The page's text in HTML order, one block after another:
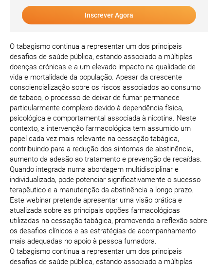
Inscrever Agora
O tabagismo continua a representar um dos principais
desafios de saúde pública, estando associado a múltiplas
doenças crónicas e a um elevado impacto na qualidade de
vida e mortalidade da população. Apesar da crescente
consciencialização sobre os riscos associados ao consumo
de tabaco, o processo de deixar de fumar permanece
particularmente complexo devido à dependência física,
psicológica e comportamental associada à nicotina. Neste
contexto, a intervenção farmacológica tem assumido um
papel cada vez mais relevante na cessação tabágica,
contribuindo para a redução dos sintomas de abstinência,
aumento da adesão ao tratamento e prevenção de recaídas.
Quando integrada numa abordagem multidisciplinar e
individualizada, pode potenciar significativamente o sucesso
terapêutico e a manutenção da abstinência a longo prazo.
Este webinar pretende apresentar uma visão prática e
atualizada sobre as principais opções farmacológicas
utilizadas na cessação tabágica, promovendo a reflexão sobre
os desafios clínicos e as estratégias de acompanhamento
mais adequadas no apoio à pessoa fumadora.
O tabagismo continua a representar um dos principais
desafios de saúde pública, estando associado a múltiplas